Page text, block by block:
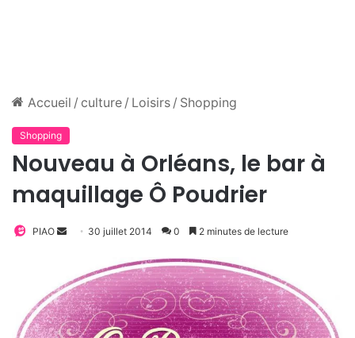
Accueil / culture / Loisirs / Shopping
Shopping
Nouveau à Orléans, le bar à
maquillage Ô Poudrier
PIAO
o
y
e
30 juillet 2014 0 2 minutes de lecture